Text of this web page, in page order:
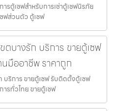
ตู้เซฟสำหรับการเช่าตู้เซฟนิรภัย
ฟส่วนตัว ตู้เซฟ
ตบางรัก บริการ ขายตู้เซฟ
มืออาชีพ ราคาถูก
บริการ ขายตู้เซฟ รับติดตั้งตู้เซฟ
รทั่วไทย ขายตู้เซฟ